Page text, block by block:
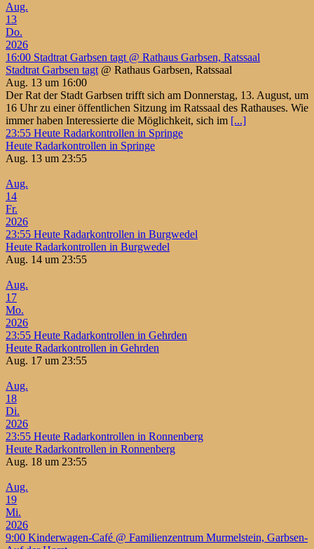
Aug.
13
Do.
2026
16:00 Stadtrat Garbsen tagt @ Rathaus Garbsen, Ratssaal
Stadtrat Garbsen tagt @ Rathaus Garbsen, Ratssaal
Aug. 13 um 16:00
Der Rat der Stadt Garbsen trifft sich am Donnerstag, 13. August, um
16 Uhr zu einer öffentlichen Sitzung im Ratssaal des Rathauses. Wie
immer haben Interessierte die Möglichkeit, sich im [...]
23:55 Heute Radarkontrollen in Springe
Heute Radarkontrollen in Springe
Aug. 13 um 23:55
Aug.
14
Fr.
2026
23:55 Heute Radarkontrollen in Burgwedel
Heute Radarkontrollen in Burgwedel
Aug. 14 um 23:55
Aug.
17
Mo.
2026
23:55 Heute Radarkontrollen in Gehrden
Heute Radarkontrollen in Gehrden
Aug. 17 um 23:55
Aug.
18
Di.
2026
23:55 Heute Radarkontrollen in Ronnenberg
Heute Radarkontrollen in Ronnenberg
Aug. 18 um 23:55
Aug.
19
Mi.
2026
9:00 Kinderwagen-Café @ Familienzentrum Murmelstein, Garbsen-